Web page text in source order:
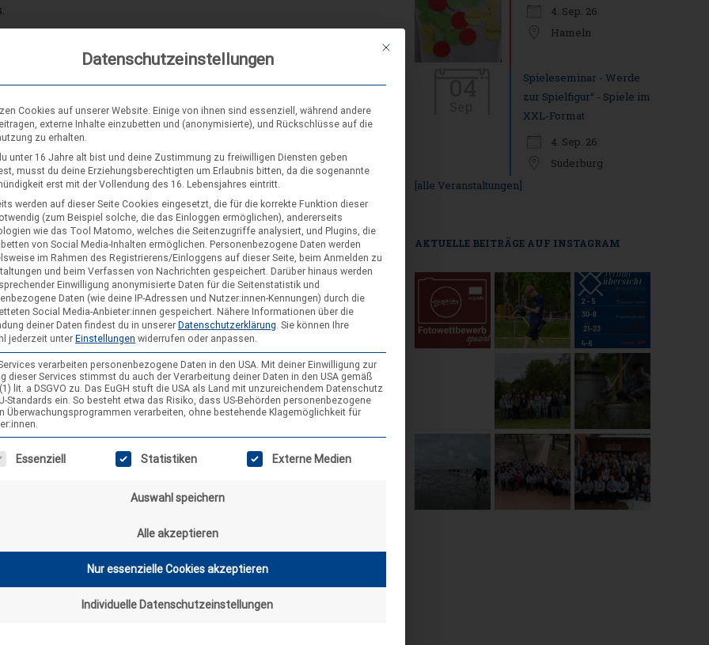
Mahlzeiten, den
spüren, und sie ist
Kreuzpfadis unseres PodcastsUnter Jurtendächern.
<em> <i> <q cite=""> <s> <strike> <strong>
4. Sep. 26
Hameln
Spieleseminar - Werde
zur Spielfigur“ - Spiele im
XXL-Format
4. Sep. 26
Suderburg
[alle Veranstaltungen]
AKTUELLE BEITRÄGE AUF INSTAGRAM
Mit diesem Button wird der Dialog geschlossen. Seine Funktionalität ist
Datenschutzeinstellungen
Cookies auf unserer Website. Einige von ihnen sind essenziell, während andere
externe Inhalte einzubetten und (anonymisierte), und Rückschlüsse auf die
zu erhalten.
unter 16 Jahre alt bist und deine Zustimmung zu freiwilligen Diensten geben
musst du deine Erziehungsberechtigten um Erlaubnis bitten, da die sogenannte
erst mit der Vollendung des 16. Lebensjahres eintritt.
werden auf dieser Seite Cookies eingesetzt, die für die korrekte Funktion dieser
(zum Beispiel solche, die das Einloggen ermöglichen), andererseits
wie das Tool Matomo, welches die Seitenzugriffe analysiert, und Plugins, die
von Social Media-Inhalten ermöglichen. Personenbezogene Daten werden
im Rahmen des Registrierens/Einloggens auf dieser Seite, beim Anmelden zu
und beim Verfassen von Nachrichten gespeichert. Darüber hinaus werden
Einwilligung anonymisierte Daten für die Seitenstatistik und
Daten (wie deine IP-Adressen und Nutzer:innen-Kennungen) durch die
Social Media-Anbieter:innen gespeichert. Nähere Informationen über die
deiner Daten findest du in unserer Datenschutzerklärung. Sie können Ihre
jederzeit unter Einstellungen widerrufen oder anpassen.
verarbeiten personenbezogene Daten in den USA. Mit deiner Einwilligung zur
dieser Services stimmst du auch der Verarbeitung deiner Daten in den USA gemäß
lit. a DSGVO zu. Das EuGH stuft die USA als Land mit unzureichendem Datenschutz
Standards ein. So besteht etwa das Risiko, dass US-Behörden personenbezogene
Überwachungsprogrammen verarbeiten, ohne bestehende Klagemöglichkeit für
eine Liste der Service-Gruppen, für die eine Einwilligung erteilt werden kann. Die erste Service-Gruppe ist essenziell und kann nicht
Essenziell Statistiken Externe Medien
Auswahl speichern
Alle akzeptieren
Nur essenzielle Cookies akzeptieren
Individuelle Datenschutzeinstellungen